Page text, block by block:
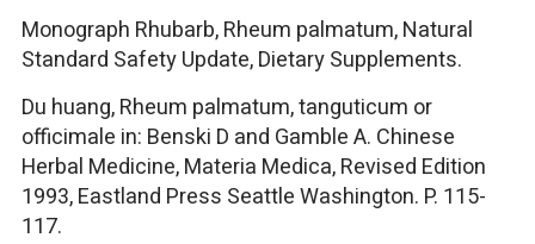
Monograph Rhubarb, Rheum palmatum, Natural
Standard Safety Update, Dietary Supplements.
Du huang, Rheum palmatum, tanguticum or
officimale in: Benski D and Gamble A. Chinese
Herbal Medicine, Materia Medica, Revised Edition
1993, Eastland Press Seattle Washington. P. 115-
117.